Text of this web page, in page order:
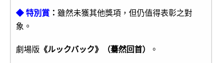
◆ 特別賞 ： 雖然未獲其他獎項，但仍值得表彰之對
象。
劇場版 《ルックバック》（驀然回首） 。